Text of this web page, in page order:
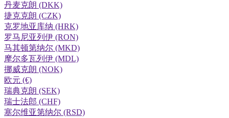
丹麦克朗 (DKK)
捷克克朗 (CZK)
克罗地亚库纳 (HRK)
罗马尼亚列伊 (RON)
马其顿第纳尔 (MKD)
摩尔多瓦列伊 (MDL)
挪威克朗 (NOK)
欧元 (€)
瑞典克朗 (SEK)
瑞士法郎 (CHF)
塞尔维亚第纳尔 (RSD)